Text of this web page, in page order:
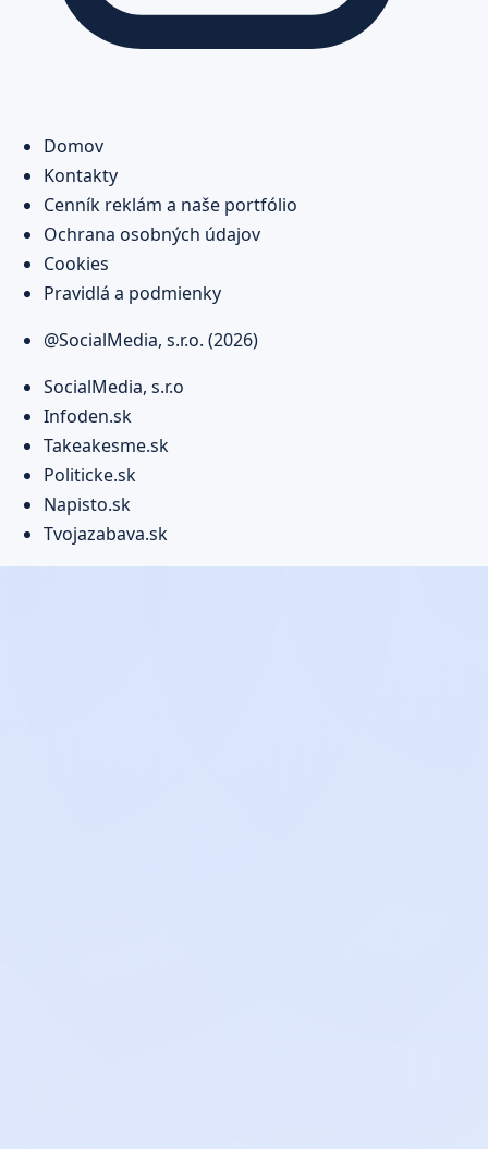
Domov
Kontakty
Cenník reklám a naše portfólio
Ochrana osobných údajov
Cookies
Pravidlá a podmienky
@SocialMedia, s.r.o. (2026)
SocialMedia, s.r.o
Infoden.sk
Takeakesme.sk
Politicke.sk
Napisto.sk
Tvojazabava.sk